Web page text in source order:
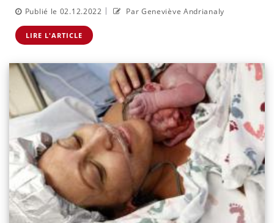
Publié le 02.12.2022 | Par Geneviève Andrianaly
LIRE L'ARTICLE